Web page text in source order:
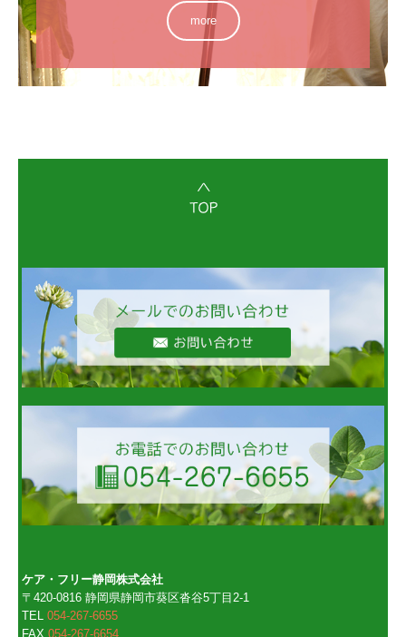
more
ケア・フリー静岡株式会社
〒420-0816 静岡県静岡市葵区沓谷5丁目2-1
TEL054-267-6655
FAX054-267-6654